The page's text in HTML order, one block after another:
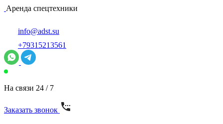
Аренда спецтехники
info@adst.su
+79315213561
На связи 24 / 7
Заказать звонок